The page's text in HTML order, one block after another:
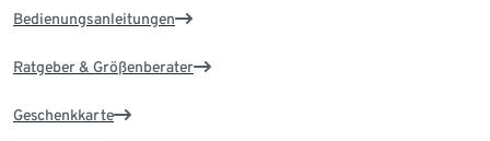
Bedienungsanleitungen
Ratgeber & Größenberater
Geschenkkarte